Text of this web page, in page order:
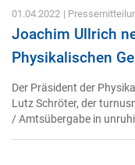
01.04.2022 |
Joachim Ullrich
Physikalischen
Der Präsident der
Lutz Schröter, der
/ Amtsübergabe in